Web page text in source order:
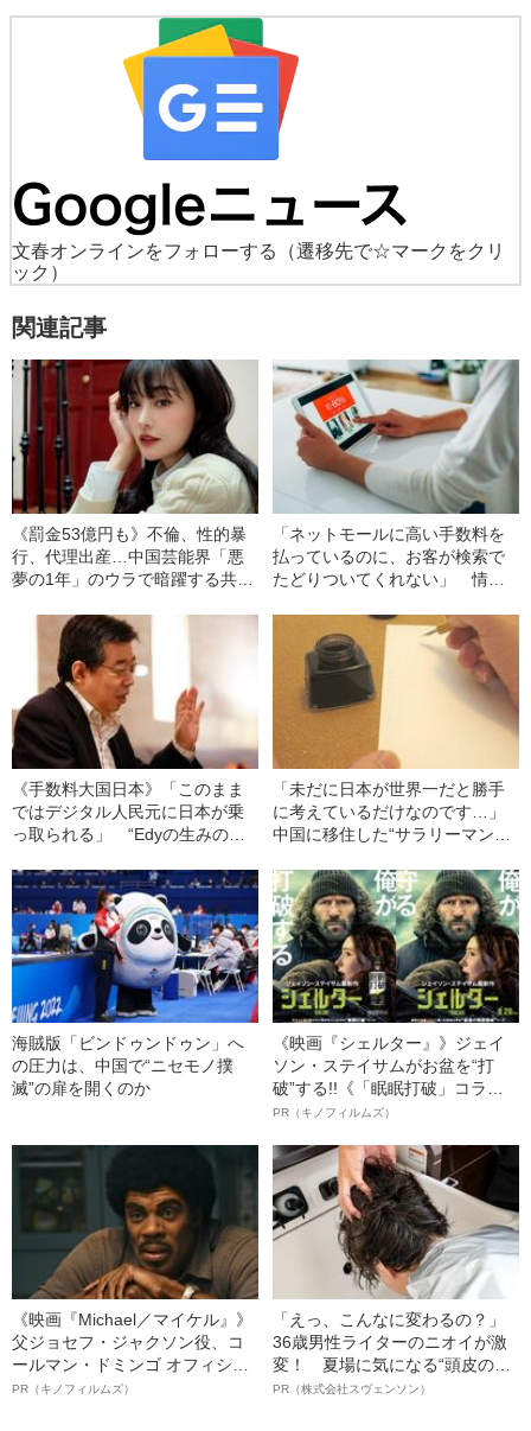
文春オンラインをフォローする
（遷移先で☆マークをクリ
ック）
関連記事
《罰金53億円も》不倫、性的暴
行、代理出産…中国芸能界「悪
夢の1年」のウラで暗躍する共産
「ネットモールに高い手数料を
払っているのに、お客が検索で
たどりついてくれない」 情報
中国デジタル技術
《手数料大国日本》「このまま
ではデジタル人民元に日本が乗
っ取られる」 “Edyの生みの
貨を作らない「本当の理由」
「未だに日本が世界一だと勝手
に考えているだけなのです…」
中国に移住した“サラリーマン漫
ルな現状
海賊版「ビンドゥンドゥン」へ
の圧力は、中国で“ニセモノ撲
滅”の扉を開くのか
《映画『シェルター』》ジェイ
ソン・ステイサムがお盆を“打
破”する!!《「眠眠打破」コラ
ボ》
PR（キノフィルムズ）
《映画『Michael／マイケル』》
父ジョセフ・ジャクソン役、コ
ールマン・ドミンゴ オフィシャ
ルインタビュー“観客を魅了した
PR（キノフィルムズ）
「えっ、こんなに変わるの？」
36歳男性ライターのニオイが激
変！ 夏場に気になる“頭皮のニ
オイ”や“ベタつき”を解消す
PR（株式会社スヴェンソン）